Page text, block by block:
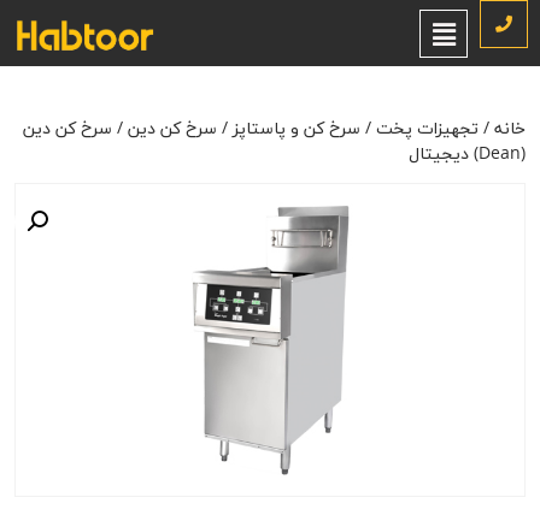
خانه/ تجهیزات پخت
خانه / تجهیزات پخت / سرخ کن و پاستاپز / سرخ کن دین / سرخ کن دین
(Dean) دیجیتال